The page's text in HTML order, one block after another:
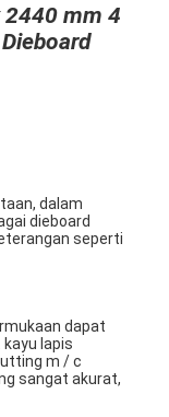
mm 4
dalam
dieboard
seperti
dapat
lapis
m / c
sangat akurat,